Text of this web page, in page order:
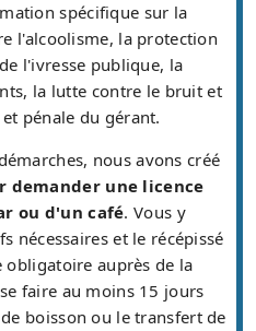
spécifique sur la
l'alcoolisme, la protection
l'ivresse publique, la
la lutte contre le bruit et
pénale du gérant.
nous avons créé
demander une licence
ou d'un café. Vous y
nécessaires et le récépissé
auprès de la
faire au moins 15 jours
boisson ou le transfert de